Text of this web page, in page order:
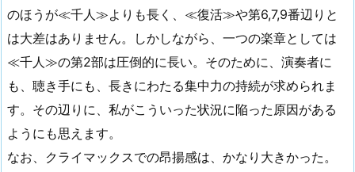
のほうが≪千人≫よりも長く、≪復活≫や第6,7,9番辺りと
は大差はありません。しかしながら、一つの楽章としては
≪千人≫の第2部は圧倒的に長い。そのために、演奏者に
も、聴き手にも、長きにわたる集中力の持続が求められま
す。その辺りに、私がこういった状況に陥った原因がある
ようにも思えます。
なお、クライマックスでの昂揚感は、かなり大きかった。